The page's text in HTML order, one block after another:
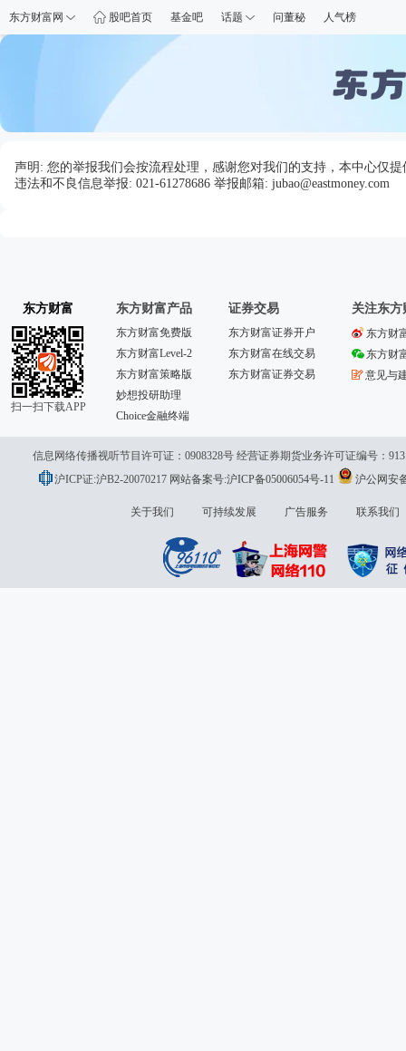
东方财富网 股吧首页 基金吧 话题 问董秘 人气榜
声明: 您的举报我们会按流程处理，感谢您对我们的支持，本中心仅
违法和不良信息举报: 021-61278686 举报邮箱: jubao@eastmoney.com
东方财富
扫一扫下载APP
东方财富产品
东方财富免费版
东方财富Level-2
东方财富策略版
妙想投研助理
Choice金融终端
证券交易
东方财富证券开户
东方财富在线交易
东方财富证券交易
关注东方
东方财
东方财
意见与
信息网络传播视听节目许可证：0908328号 经营证券期货业务许可证编号：
议
沪ICP证:沪B2-20070217 网站备案号:沪ICP备05006054号-11 沪公网安
关于我们 可持续发展 广告服务 联系我们